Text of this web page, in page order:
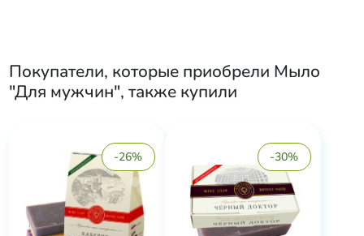
Покупатели, которые приобрели Мыло
"Для мужчин", также купили
-26% -30%